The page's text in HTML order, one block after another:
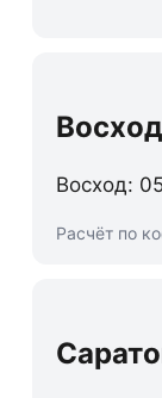
Восход:
Расчёт по